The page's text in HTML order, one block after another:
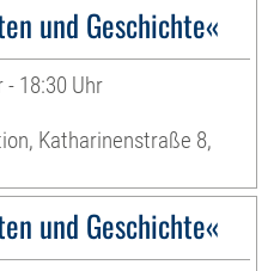
und Geschichte«
- 18:30 Uhr
Katharinenstraße 8,
und Geschichte«